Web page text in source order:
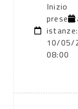
Inizio
istanze:
10/05/
08:00